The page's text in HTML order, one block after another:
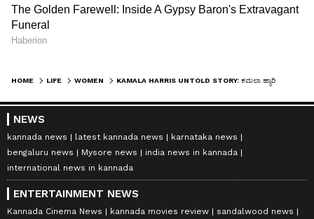
HOME LIFE WOMEN
NEWS
kannada news latest kannada news
karnataka news
bengaluru news
Mysore news
india news in kannada
international news in kannada
ENTERTAINMENT NEWS
Kannada Cinema News kannada movies review
sandalwood news